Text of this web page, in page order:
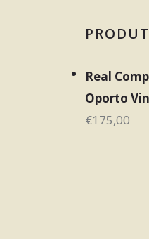
Real
Oporto
€175,00